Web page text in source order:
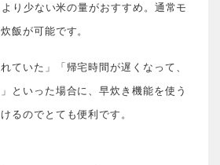
り少ない米の量がおすすめ。通常モ
飯が可能です。
ていた」「帰宅時間が遅くなって、
といった場合に、早炊き機能を使う
るのでとても便利です。